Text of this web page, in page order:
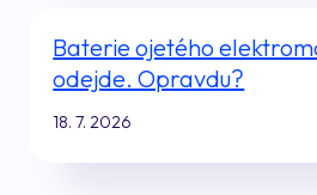
Baterie ojetého
odejde. Opravdu?
18. 7. 2026